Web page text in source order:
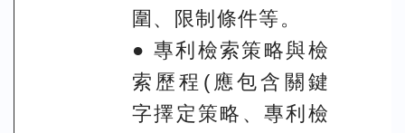
圍、限制條件等。
● 專利檢索策略與檢
索歷程(應包含關鍵
字擇定策略、專利檢